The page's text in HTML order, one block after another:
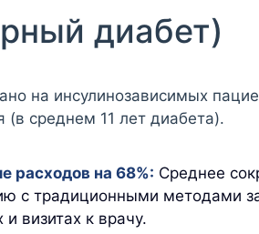
диабет)
на инсулинозависимых
(в среднем 11 лет диабета).
расходов на 68%: Среднее
с традиционными методами
и визитах к врачу.